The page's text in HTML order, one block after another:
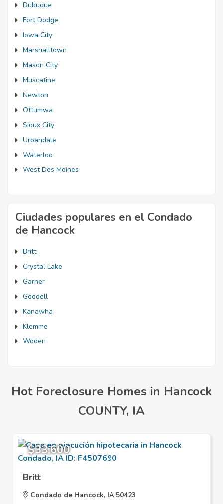
Dubuque
Fort Dodge
Iowa City
Marshalltown
Mason City
Muscatine
Newton
Ottumwa
Sioux City
Urbandale
Waterloo
West Des Moines
Ciudades populares en el Condado
de Hancock
Britt
Crystal Lake
Garner
Goodell
Kanawha
Klemme
Woden
Hot Foreclosure Homes in Hancock
COUNTY, IA
$33,600
Britt
Condado de Hancock, IA 50423